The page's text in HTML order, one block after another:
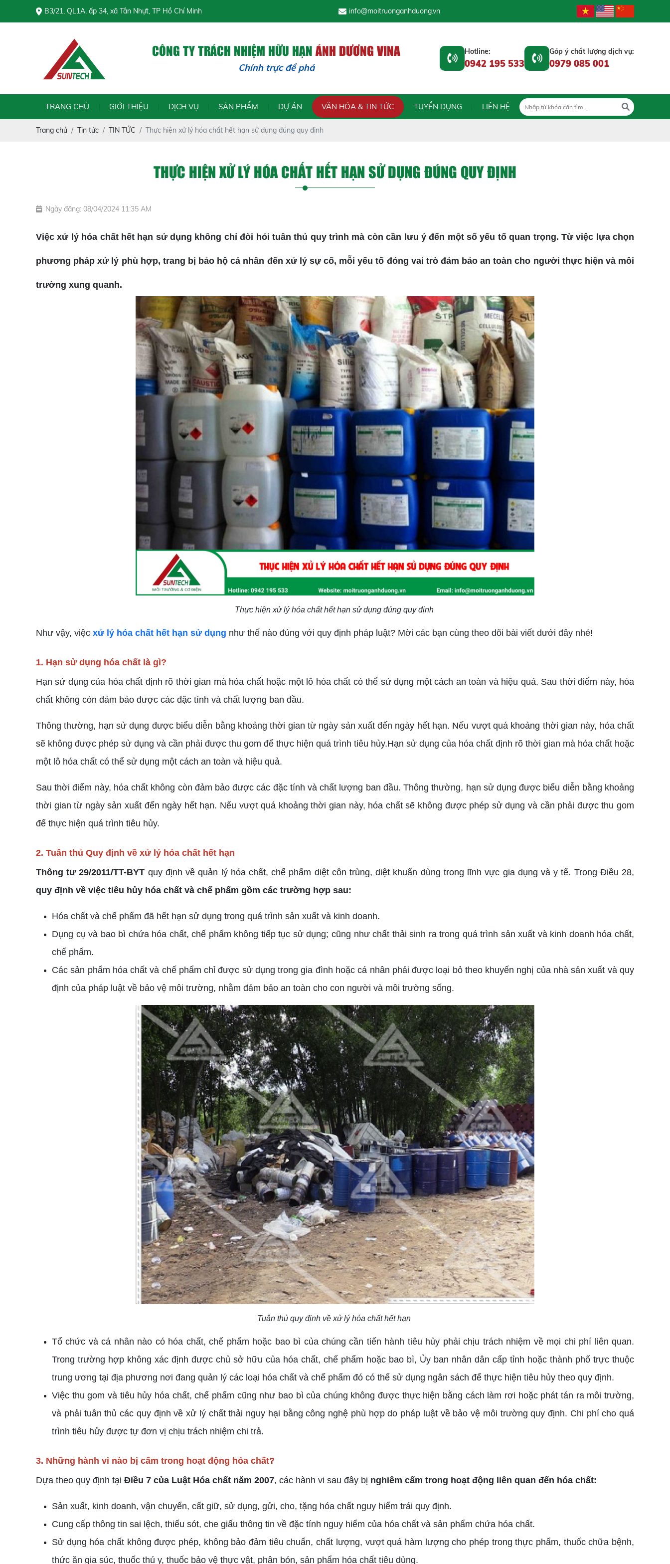
B3/21, QL1A, ấp 34, xã Tân Nhựt, TP Hồ Chí Minh info@moitruonganhduong.vn
CÔNG TY TRÁCH NHIỆM HỮU HẠNÁNH DƯƠNG VINA
Chính trực để phát triển - Trách nhiệm đ
Hotline:
0942 195 533
Góp ý chất lượng dịch vụ:
0979 085 001
TRANG CHỦ GIỚI THIỆU DỊCH VỤ SẢN PHẨM DỰ ÁN VĂN HÓA & TIN TỨC TUYỂN DỤNG LIÊN HỆ
Trang chủ Tin tức TIN TỨC Thực hiện xử lý hóa chất hết hạn sử dụng đúng quy định
THỰC HIỆN XỬ LÝ HÓA CHẤT HẾT HẠN SỬ DỤNG ĐÚNG QUY ĐỊNH
Ngày đăng: 08/04/2024 11:35 AM
Việc xử lý hóa chất hết hạn sử dụng không chỉ đòi hỏi tuân thủ quy trình mà còn cần lưu ý đến một số yếu tố quan trọng. Từ việc lựa chọn
phương pháp xử lý phù hợp, trang bị bảo hộ cá nhân đến xử lý sự cố, mỗi yếu tố đóng vai trò đảm bảo an toàn cho người thực hiện và môi
trường xung quanh.
Thực hiện xử lý hóa chất hết hạn sử dụng đúng quy định
Như vậy, việc xử lý hóa chất hết hạn sử dụng như thế nào đúng với quy định pháp luật? Mời các bạn cùng theo dõi bài viết dưới đây nhé!
1. Hạn sử dụng hóa chất là gì?
Hạn sử dụng của hóa chất định rõ thời gian mà hóa chất hoặc một lô hóa chất có thể sử dụng một cách an toàn và hiệu quả. Sau thời điểm này, hóa
chất không còn đảm bảo được các đặc tính và chất lượng ban đầu.
Thông thường, hạn sử dụng được biểu diễn bằng khoảng thời gian từ ngày sản xuất đến ngày hết hạn. Nếu vượt quá khoảng thời gian này, hóa chất
sẽ không được phép sử dụng và cần phải được thu gom để thực hiện quá trình tiêu hủy.Hạn sử dụng của hóa chất định rõ thời gian mà hóa chất hoặc
một lô hóa chất có thể sử dụng một cách an toàn và hiệu quả.
Sau thời điểm này, hóa chất không còn đảm bảo được các đặc tính và chất lượng ban đầu. Thông thường, hạn sử dụng được biểu diễn bằng khoảng
thời gian từ ngày sản xuất đến ngày hết hạn. Nếu vượt quá khoảng thời gian này, hóa chất sẽ không được phép sử dụng và cần phải được thu gom
để thực hiện quá trình tiêu hủy.
2. Tuân thủ Quy định về xử lý hóa chất hết hạn
Thông tư 29/2011/TT-BYT quy định về quản lý hóa chất, chế phẩm diệt côn trùng, diệt khuẩn dùng trong lĩnh vực gia dụng và y tế. Trong Điều 28,
quy định về việc tiêu hủy hóa chất và chế phẩm gồm các trường hợp sau:
Hóa chất và chế phẩm đã hết hạn sử dụng trong quá trình sản xuất và kinh doanh.
Dụng cụ và bao bì chứa hóa chất, chế phẩm không tiếp tục sử dụng; cũng như chất thải sinh ra trong quá trình sản xuất và kinh doanh hóa chất,
chế phẩm.
Các sản phẩm hóa chất và chế phẩm chỉ được sử dụng trong gia đình hoặc cá nhân phải được loại bỏ theo khuyến nghị của nhà sản xuất và quy
định của pháp luật về bảo vệ môi trường, nhằm đảm bảo an toàn cho con người và môi trường sống.
Tuân thủ quy định về xử lý hóa chất hết hạn
Tổ chức và cá nhân nào có hóa chất, chế phẩm hoặc bao bì của chúng cần tiến hành tiêu hủy phải chịu trách nhiệm về mọi chi phí liên quan.
Trong trường hợp không xác định được chủ sở hữu của hóa chất, chế phẩm hoặc bao bì, Ủy ban nhân dân cấp tỉnh hoặc thành phố trực thuộc
trung ương tại địa phương nơi đang quản lý các loại hóa chất và chế phẩm đó có thể sử dụng ngân sách để thực hiện tiêu hủy theo quy định.
Việc thu gom và tiêu hủy hóa chất, chế phẩm cũng như bao bì của chúng không được thực hiện bằng cách làm rơi hoặc phát tán ra môi trường,
và phải tuân thủ các quy định về xử lý chất thải nguy hại bằng công nghệ phù hợp do pháp luật về bảo vệ môi trường quy định. Chi phí cho quá
trình tiêu hủy được tự đơn vị chịu trách nhiệm chi trả.
3. Những hành vi nào bị cấm trong hoạt động hóa chất?
Dựa theo quy định tại Điều 7 của Luật Hóa chất năm 2007, các hành vi sau đây bị nghiêm cấm trong hoạt động liên quan đến hóa chất:
Sản xuất, kinh doanh, vận chuyển, cất giữ, sử dụng, gửi, cho, tặng hóa chất nguy hiểm trái quy định.
Cung cấp thông tin sai lệch, thiếu sót, che giấu thông tin về đặc tính nguy hiểm của hóa chất và sản phẩm chứa hóa chất.
Sử dụng hóa chất không được phép, không bảo đảm tiêu chuẩn, chất lượng, vượt quá hàm lượng cho phép trong thực phẩm, thuốc chữa bệnh,
thức ăn gia súc, thuốc thú y, thuốc bảo vệ thực vật, phân bón, sản phẩm hóa chất tiêu dùng.